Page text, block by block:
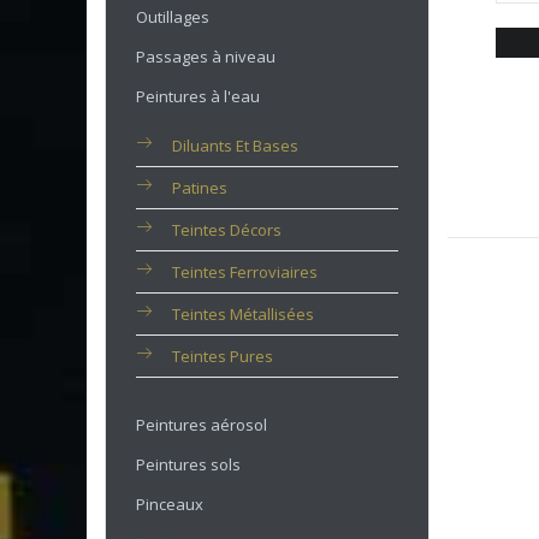
Outillages
Passages à niveau
Peintures à l'eau
Diluants Et Bases
Patines
Teintes Décors
Teintes Ferroviaires
Teintes Métallisées
Teintes Pures
Peintures aérosol
Peintures sols
Pinceaux